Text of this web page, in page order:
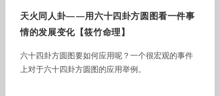
天火同人卦——用六十四卦方圆图看一件事
情的发展变化【筱竹命理】
六十四卦方圆图要如何应用呢？一个很宏观的事件
上对于六十四卦方圆图的应用举例。